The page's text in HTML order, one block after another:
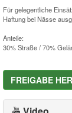
Für gelegentliche
Haftung bei Nässe
Anteile:
30% Straße / 70%
FREIGABE